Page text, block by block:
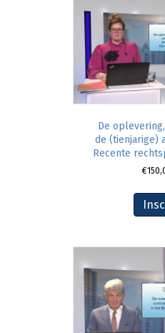
De
de (tienjarige)
Recente
€